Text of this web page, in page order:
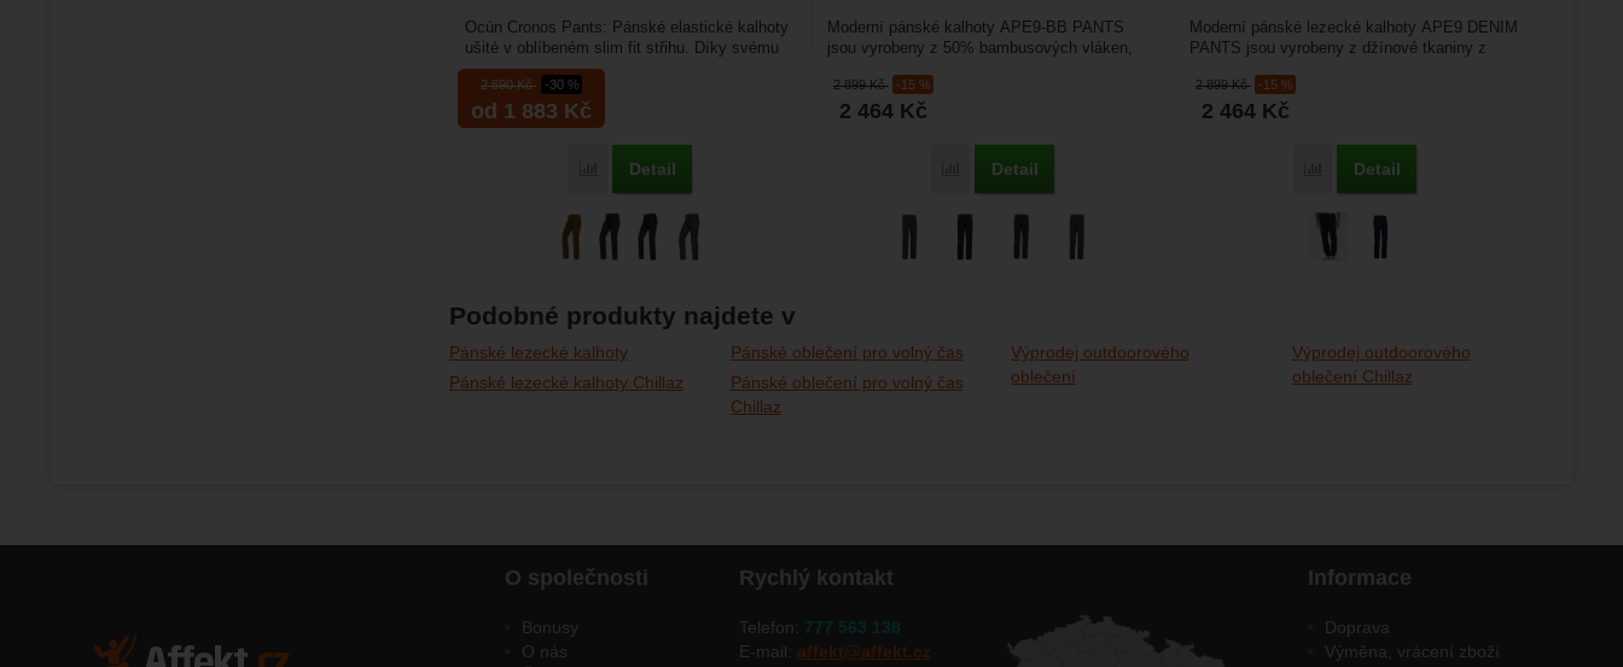
2 690Kč -30 %
od 1 883 Kč
Porovnat
Detail
Ocún Cronos Pants: Pánské elastické kalhoty
ušité v oblíbeném slim fit střihu. Díky svému
ergonomickému...
2 899Kč -15 %
2 464 Kč
Porovnat
Detail
Moderní pánské kalhoty APE9-BB PANTS
jsou vyrobeny z 50% bambusových vláken,
2 899Kč -15 %
2 464 Kč
Porovnat
Detail
Moderní pánské lezecké kalhoty APE9 DENIM
PANTS jsou vyrobeny z džínové tkaniny z
Podobné produkty najdete v
Pánské lezecké kalhoty
Pánské lezecké kalhoty Chillaz
Pánské oblečení pro volný čas
Pánské oblečení pro volný čas
Chillaz
Výprodej outdoorového
oblečení
Výprodej outdoorového
oblečení Chillaz
O společnosti
Bonusy
O nás
Rychlý kontakt
Telefon: 777 563 138
E-mail: affekt@affekt.cz
Informace
Doprava
Výměna, vrácení zboží